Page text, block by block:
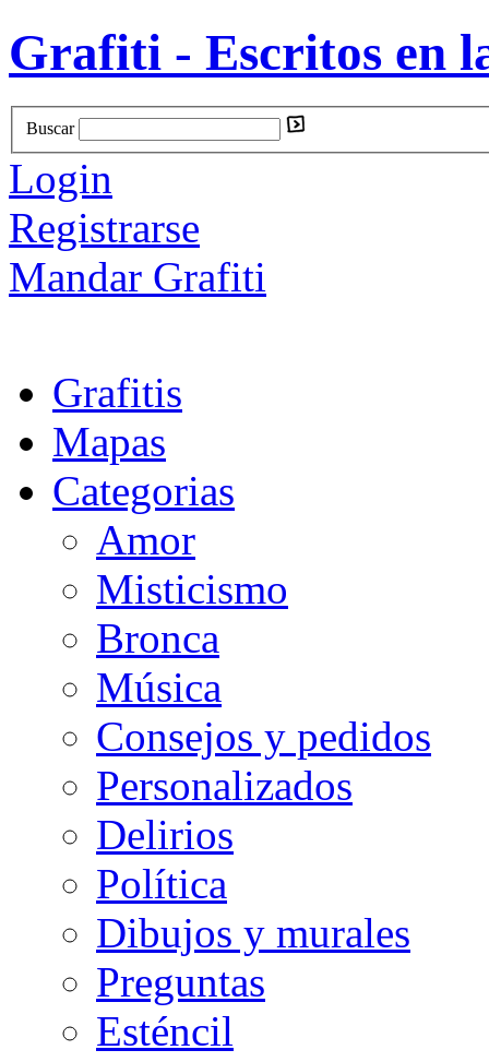
Grafiti - Escritos en
Buscar
Login
Registrarse
Mandar Grafiti
Grafitis
Mapas
Categorias
Amor
Misticismo
Bronca
Música
Consejos y pedidos
Personalizados
Delirios
Política
Dibujos y murales
Preguntas
Esténcil